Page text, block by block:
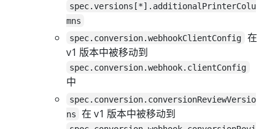
spec.versions[*].additionalPrinterColu
mns
spec.conversion.webhookClientConfig
在
v1 版本中被移动到
spec.conversion.webhook.clientConfig
中
spec.conversion.conversionReviewVersio
ns
在 v1 版本中被移动到